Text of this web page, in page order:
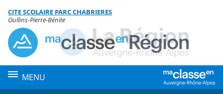
Menu de la rubrique
Contenu
CITE SCOLAIRE PARC CHABRIERES
Oullins-Pierre-Bénite
MENU